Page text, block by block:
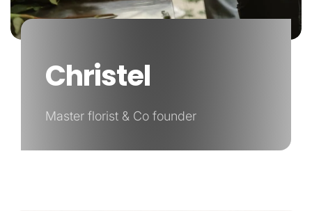
Christel
Master florist & Co founder